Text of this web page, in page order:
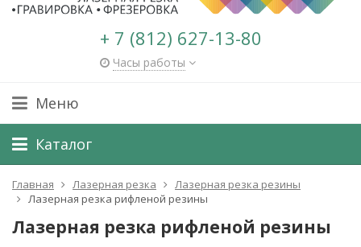
+ 7 (812) 627-13-80
Часы работы
Меню
Каталог
Главная Лазерная резка
Лазерная резка резины
Лазерная резка рифленой резины
Лазерная резка рифленой резины